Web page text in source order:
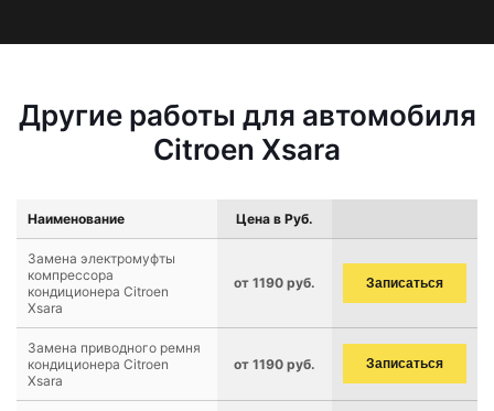
Другие работы для автомобиля
Citroen Xsara
Наименование Цена в Руб.
Замена электромуфты
компрессора
кондиционера Citroen
Xsara
от 1190 руб. Записаться
Замена приводного ремня
кондиционера Citroen
Xsara
от 1190 руб. Записаться